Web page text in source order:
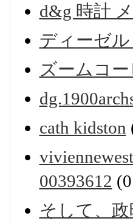
d&g 時計
ディーゼ
ズームコ
cath kidston
00393612
そして、